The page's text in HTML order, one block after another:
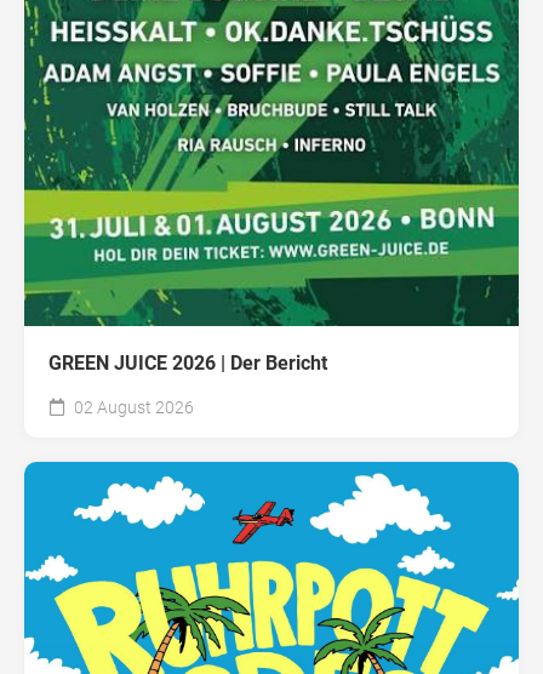
GREEN JUICE 2026 | Der Bericht
02 August 2026